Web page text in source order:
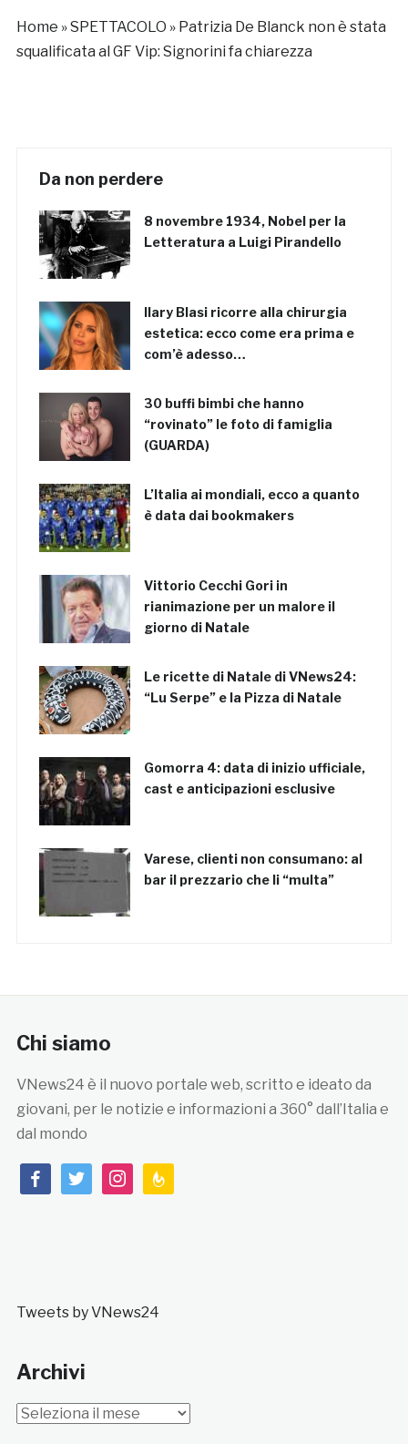
Home »SPETTACOLO » Patrizia De Blanck non è stata
squalificata al GF Vip: Signorini fa chiarezza
Da non perdere
8 novembre 1934, Nobel per la
Letteratura a Luigi Pirandello
Ilary Blasi ricorre alla chirurgia
estetica: ecco come era prima e
com’è adesso…
30 buffi bimbi che hanno
“rovinato” le foto di famiglia
(GUARDA)
L’Italia ai mondiali, ecco a quanto
è data dai bookmakers
Vittorio Cecchi Gori in
rianimazione per un malore il
giorno di Natale
Le ricette di Natale di VNews24:
“Lu Serpe” e la Pizza di Natale
Gomorra 4: data di inizio ufficiale,
cast e anticipazioni esclusive
Varese, clienti non consumano: al
bar il prezzario che li “multa”
Chi siamo
VNews24 è il nuovo portale web, scritto e ideato da
giovani, per le notizie e informazioni a 360° dall’Italia e
dal mondo
facebooktwitterinstagramfeedburner
Tweets by VNews24
Archivi
Archivi